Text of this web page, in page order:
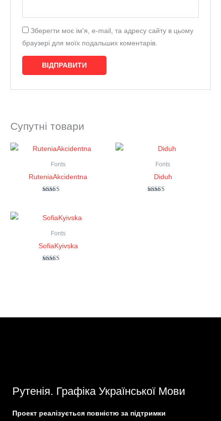
Зберегти моє ім'я, e-mail, та адресу сайту в цьому
браузері для моїх подальших коментарів.
Супутні товари
Fonts
RuteniaAkcidentna
Fonts
Diduh
Fonts
SofiaKyivska
Рутенія. Графіка Української Мови
Проект реалізується повністю за підтримки